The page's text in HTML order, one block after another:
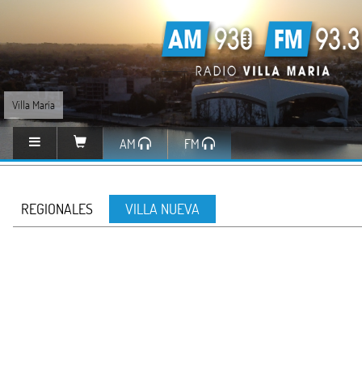
Villa María
AM FM
REGIONALES VILLA NUEVA